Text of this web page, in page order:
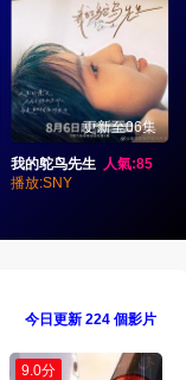
更新至02集
守护之爱 人氣:80
播放:SNY
今日更新 224 個影片
9.0分